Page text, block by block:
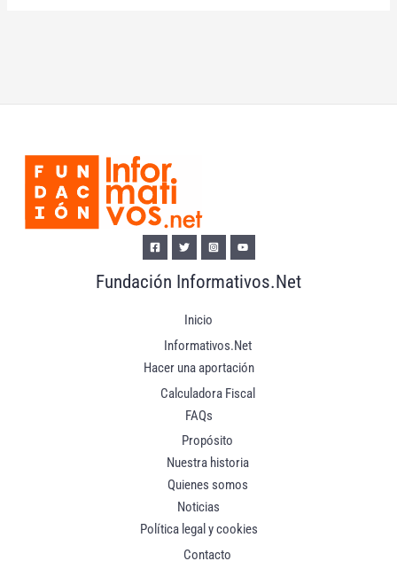
Fundación Informativos.Net
Inicio
Informativos.Net
Hacer una aportación
Calculadora Fiscal
FAQs
Propósito
Nuestra historia
Quienes somos
Noticias
Política legal y cookies
Contacto